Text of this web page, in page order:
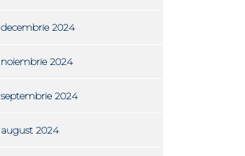
decembrie 2024
noiembrie 2024
septembrie 2024
august 2024